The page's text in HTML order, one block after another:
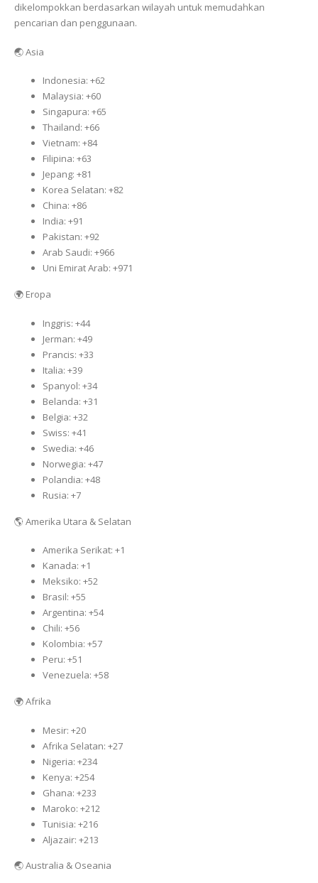
dikelompokkan berdasarkan wilayah untuk memudahkan
pencarian dan penggunaan.
🌏 Asia
Indonesia: +62
Malaysia: +60
Singapura: +65
Thailand: +66
Vietnam: +84
Filipina: +63
Jepang: +81
Korea Selatan: +82
China: +86
India: +91
Pakistan: +92
Arab Saudi: +966
Uni Emirat Arab: +971
🌍 Eropa
Inggris: +44
Jerman: +49
Prancis: +33
Italia: +39
Spanyol: +34
Belanda: +31
Belgia: +32
Swiss: +41
Swedia: +46
Norwegia: +47
Polandia: +48
Rusia: +7
🌎 Amerika Utara & Selatan
Amerika Serikat: +1
Kanada: +1
Meksiko: +52
Brasil: +55
Argentina: +54
Chili: +56
Kolombia: +57
Peru: +51
Venezuela: +58
🌍 Afrika
Mesir: +20
Afrika Selatan: +27
Nigeria: +234
Kenya: +254
Ghana: +233
Maroko: +212
Tunisia: +216
Aljazair: +213
🌏 Australia & Oseania